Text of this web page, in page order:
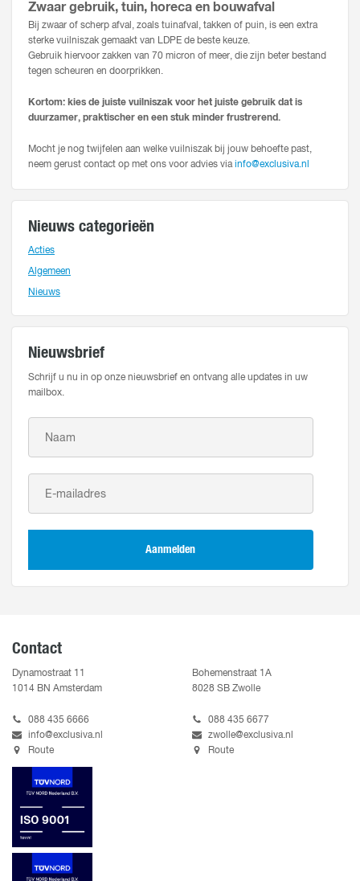
Zwaar gebruik, tuin, horeca en bouwafval
Bij zwaar of scherp afval, zoals tuinafval, takken of puin, is een extra
sterke vuilniszak gemaakt van LDPE de beste keuze.
Gebruik hiervoor zakken van 70 micron of meer, die zijn beter bestand
tegen scheuren en doorprikken.
Kortom: kies de juiste vuilniszak voor het juiste gebruik dat is
duurzamer, praktischer en een stuk minder frustrerend.
Mocht je nog twijfelen aan welke vuilniszak bij jouw behoefte past,
neem gerust contact op met ons voor advies viainfo@exclusiva.nl
Nieuws categorieën
Acties
Algemeen
Nieuws
Nieuwsbrief
Schrijf u nu in op onze nieuwsbrief en ontvang alle updates in uw
mailbox.
Aanmelden
Contact
Dynamostraat 11
1014 BN Amsterdam
088 435 6666
info@exclusiva.nl
Route
Bohemenstraat 1A
8028 SB Zwolle
088 435 6677
zwolle@exclusiva.nl
Route